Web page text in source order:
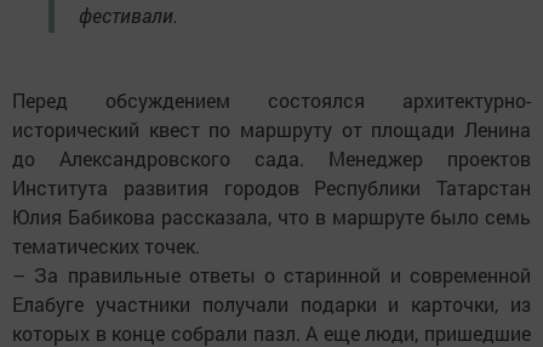
фестивали.
Перед обсуждением состоялся архитектурно-
исторический квест по маршруту от площади Ленина
до Александровского сада. Менеджер проектов
Института развития городов Республики Татарстан
Юлия Бабикова рассказала, что в маршруте было семь
тематических точек.
– За правильные ответы о старинной и современной
Елабуге участники получали подарки и карточки, из
которых в конце собрали пазл. А еще люди, пришедшие